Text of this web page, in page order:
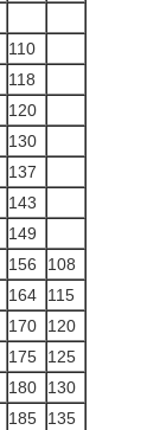
110
118
120
130
137
143
149
156
108
164
115
170
120
175
125
180
130
185 135